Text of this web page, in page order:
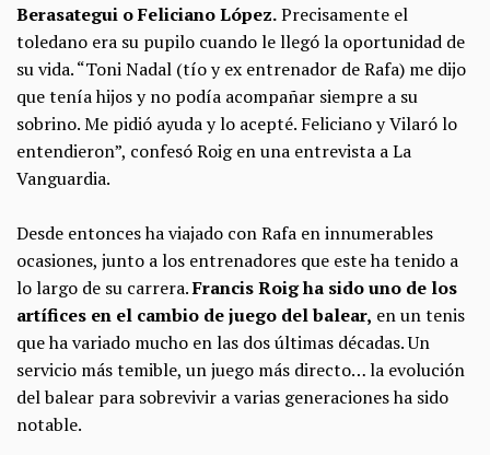
Berasategui o Feliciano López.Precisamente el
toledano era su pupilo cuando le llegó la oportunidad de
su vida. “Toni Nadal (tío y ex entrenador de Rafa) me dijo
que tenía hijos y no podía acompañar siempre a su
sobrino. Me pidió ayuda y lo acepté. Feliciano y Vilaró lo
entendieron”, confesó Roig en una entrevista a La
Vanguardia.
Desde entonces ha viajado con Rafa en innumerables
ocasiones, junto a los entrenadores que este ha tenido a
lo largo de su carrera.Francis Roig ha sido uno de los
artífices en el cambio de juego del balear, en un tenis
que ha variado mucho en las dos últimas décadas. Un
servicio más temible, un juego más directo… la evolución
del balear para sobrevivir a varias generaciones ha sido
notable.